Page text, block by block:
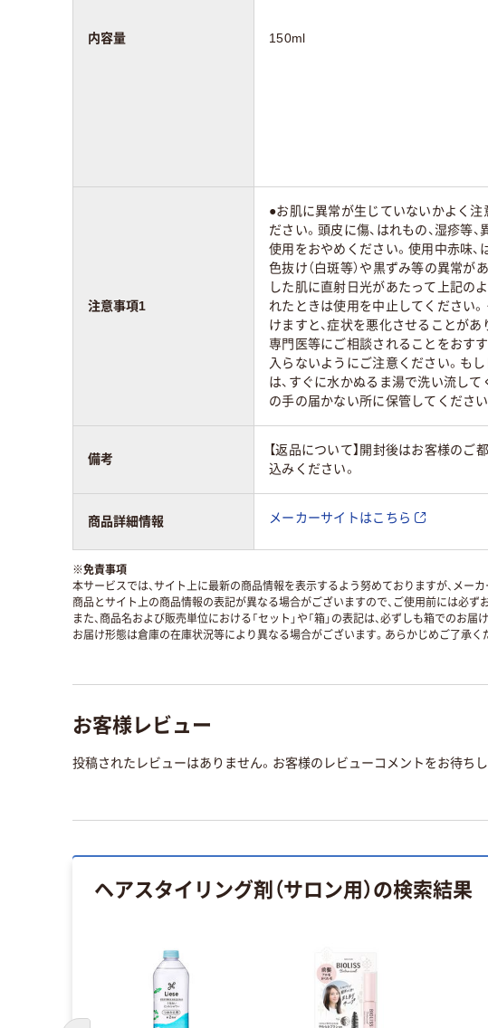
内容量 150ml
注意事項1
●お肌に異常が生じていないかよく注
ださい。頭皮に傷、はれもの、湿疹等
使用をおやめください。使用中赤味、は
色抜け（白斑等）や黒ずみ等の異常が
した肌に直射日光があたって上記の
れたときは使用を中止してください
けますと、症状を悪化させることがあ
専門医等にご相談されることをおす
入らないようにご注意ください。も
は、すぐに水かぬるま湯で洗い流して
の手の届かない所に保管してください
備考
【返品について】開封後はお客様のご
込みください。
商品詳細情報 メーカーサイトはこちら
※免責事項
本サービスでは、サイト上に最新の商品情報を表示するよう努めておりますが、メーカ
商品とサイト上の商品情報の表記が異なる場合がございますので、ご使用前には必
また、商品名および販売単位における「セット」や「箱」の表記は、必ずしも箱でのお
お届け形態は倉庫の在庫状況等により異なる場合がございます。あらかじめご了承く
お客様レビュー
投稿されたレビューはありません。お客様のレビューコメントをお待ちし
ヘアスタイリング剤（サロン用）の検索結果